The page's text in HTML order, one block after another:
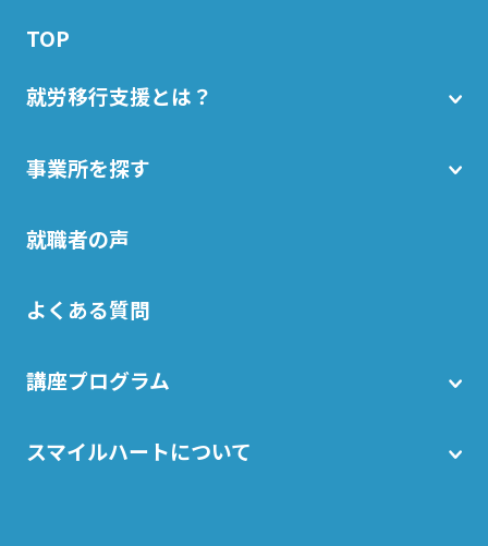
TOP
就労移行支援とは？
事業所を探す
就職者の声
よくある質問
講座プログラム
スマイルハートについて